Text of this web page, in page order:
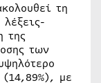
τη
της
των
(14,89%), με